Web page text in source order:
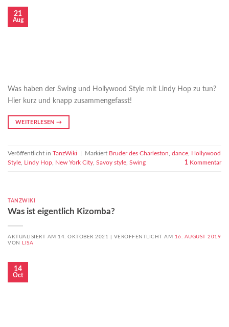
21
Aug
Was haben der Swing und Hollywood Style mit Lindy Hop zu tun?
Hier kurz und knapp zusammengefasst!
WEITERLESEN →
Veröffentlicht in TanzWiki Markiert Bruder des Charleston dance
Hollywood
Style
Lindy Hop New York City Savoy style Swing 1 Kommentar
TANZWIKI
Was ist eigentlich Kizomba?
AKTUALISIERT AM 14. OKTOBER 2021 | VERÖFFENTLICHT AM 16. AUGUST 2019
VON
LISA
14
Oct